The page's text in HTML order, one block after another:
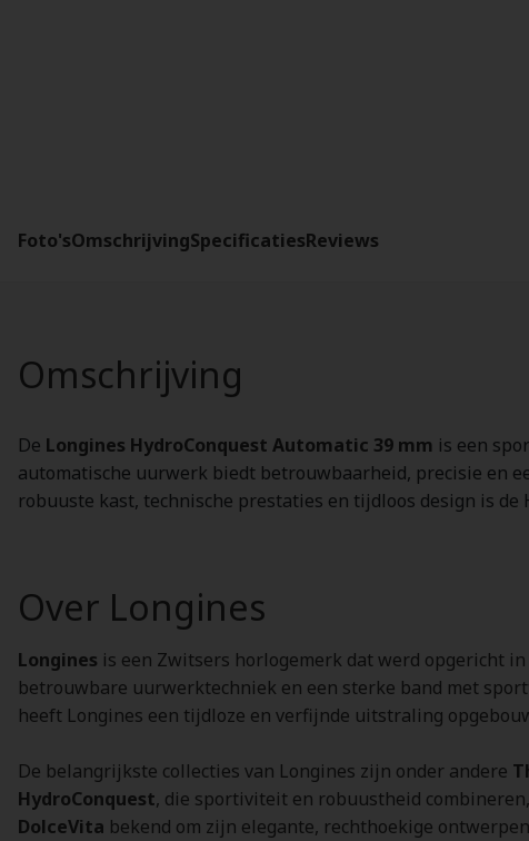
Foto'sOmschrijvingSpecificatiesReviews
Omschrijving
De Longines HydroConquest Automatic 39 mm is een
automatische uurwerk biedt betrouwbaarheid, precisie en
robuuste kast, technische prestaties en tijdloos design is
Over Longines
Longines is een Zwitsers horlogemerk dat werd opgericht in
betrouwbare uurwerktechniek en een sterke band met
heeft Longines een tijdloze en verfijnde uitstraling
De belangrijkste collecties van Longines zijn onder andere
HydroConquest, die sportiviteit en robuustheid
DolceVita bekend om zijn elegante, rechthoekige